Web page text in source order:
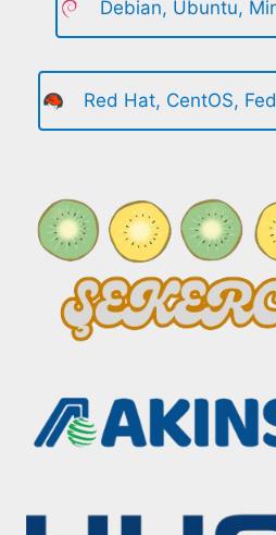
Debian, Ubuntu,
Red Hat, CentOS,